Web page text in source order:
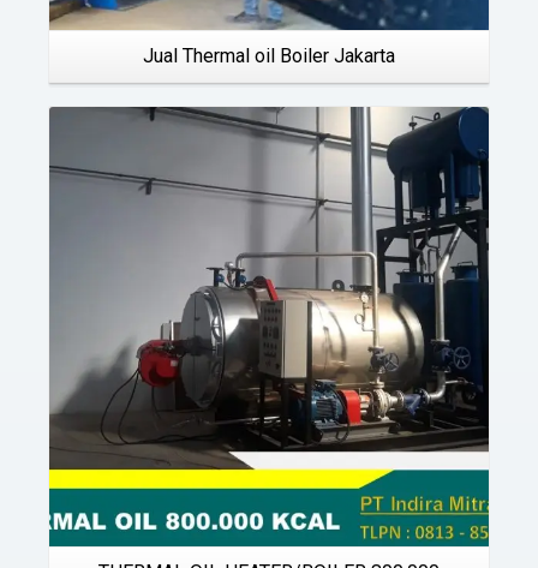
Jual Thermal oil Boiler Jakarta